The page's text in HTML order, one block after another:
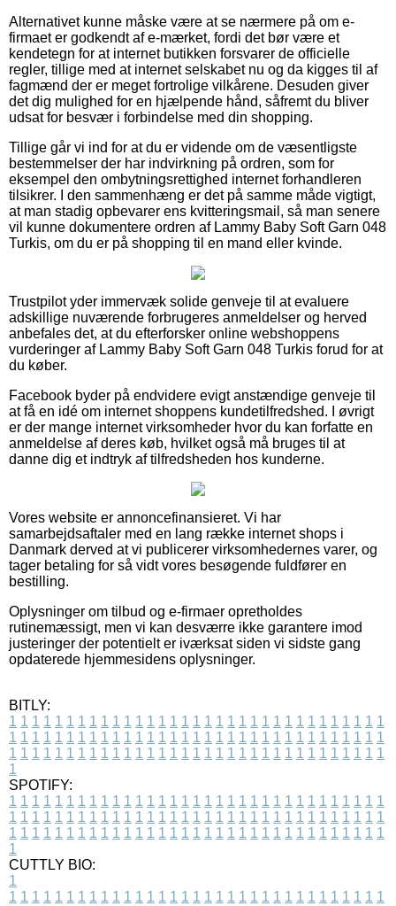
Alternativet kunne måske være at se nærmere på om e-
firmaet er godkendt af e-mærket, fordi det bør være et
kendetegn for at internet butikken forsvarer de officielle
regler, tillige med at internet selskabet nu og da kigges til af
fagmænd der er meget fortrolige vilkårene. Desuden giver
det dig mulighed for en hjælpende hånd, såfremt du bliver
udsat for besvær i forbindelse med din shopping.
Tillige går vi ind for at du er vidende om de væsentligste
bestemmelser der har indvirkning på ordren, som for
eksempel den ombytningsrettighed internet forhandleren
tilsikrer. I den sammenhæng er det på samme måde vigtigt,
at man stadig opbevarer ens kvitteringsmail, så man senere
vil kunne dokumentere ordren af Lammy Baby Soft Garn 048
Turkis, om du er på shopping til en mand eller kvinde.
Trustpilot yder immervæk solide genveje til at evaluere
adskillige nuværende forbrugeres anmeldelser og herved
anbefales det, at du efterforsker online webshoppens
vurderinger af Lammy Baby Soft Garn 048 Turkis forud for at
du køber.
Facebook byder på endvidere evigt anstændige genveje til
at få en idé om internet shoppens kundetilfredshed. I øvrigt
er der mange internet virksomheder hvor du kan forfatte en
anmeldelse af deres køb, hvilket også må bruges til at
danne dig et indtryk af tilfredsheden hos kunderne.
Vores website er annoncefinansieret. Vi har
samarbejdsaftaler med en lang række internet shops i
Danmark derved at vi publicerer virksomhedernes varer, og
tager betaling for så vidt vores besøgende fuldfører en
bestilling.
Oplysninger om tilbud og e-firmaer opretholdes
rutinemæssigt, men vi kan desværre ikke garantere imod
justeringer der potentielt er iværksat siden vi sidste gang
opdaterede hjemmesidens oplysninger.
BITLY:
1 1 1 1 1 1 1 1 1 1 1 1 1 1 1 1 1 1 1 1 1 1 1 1 1 1 1 1 1 1 1 1 1
1 1 1 1 1 1 1 1 1 1 1 1 1 1 1 1 1 1 1 1 1 1 1 1 1 1 1 1 1 1 1 1 1
1 1 1 1 1 1 1 1 1 1 1 1 1 1 1 1 1 1 1 1 1 1 1 1 1 1 1 1 1 1 1 1 1
1
SPOTIFY:
1 1 1 1 1 1 1 1 1 1 1 1 1 1 1 1 1 1 1 1 1 1 1 1 1 1 1 1 1 1 1 1 1
1 1 1 1 1 1 1 1 1 1 1 1 1 1 1 1 1 1 1 1 1 1 1 1 1 1 1 1 1 1 1 1 1
1 1 1 1 1 1 1 1 1 1 1 1 1 1 1 1 1 1 1 1 1 1 1 1 1 1 1 1 1 1 1 1 1
1
CUTTLY BIO:
1
1 1 1 1 1 1 1 1 1 1 1 1 1 1 1 1 1 1 1 1 1 1 1 1 1 1 1 1 1 1 1 1 1